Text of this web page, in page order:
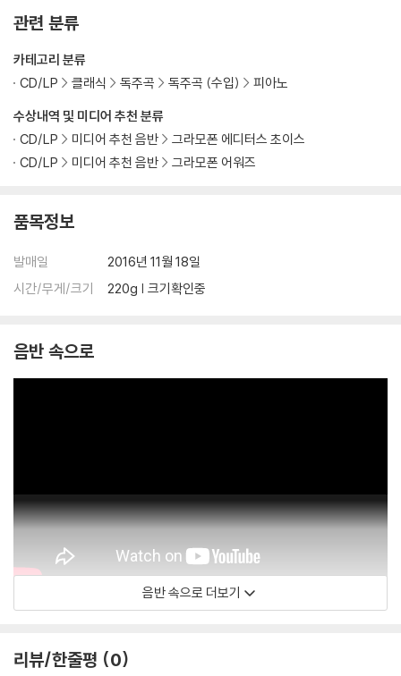
관련 분류
수상내역 및 미디어 추천 분류
CD/LP
미디어 추천 음반
그라모폰 에디터스 초이스
CD/LP
미디어 추천 음반 그라모폰 어워즈
카테고리 분류
CD/LP
클래식 독주곡 독주곡 (수입) 피아노
품목정보
발매일
2016년 11월 18일
시간/무게/크기
220g | 크기확인중
음반 속으로
Deutsche Grammophon
음반 속으로 더보기
리뷰/한줄평 0